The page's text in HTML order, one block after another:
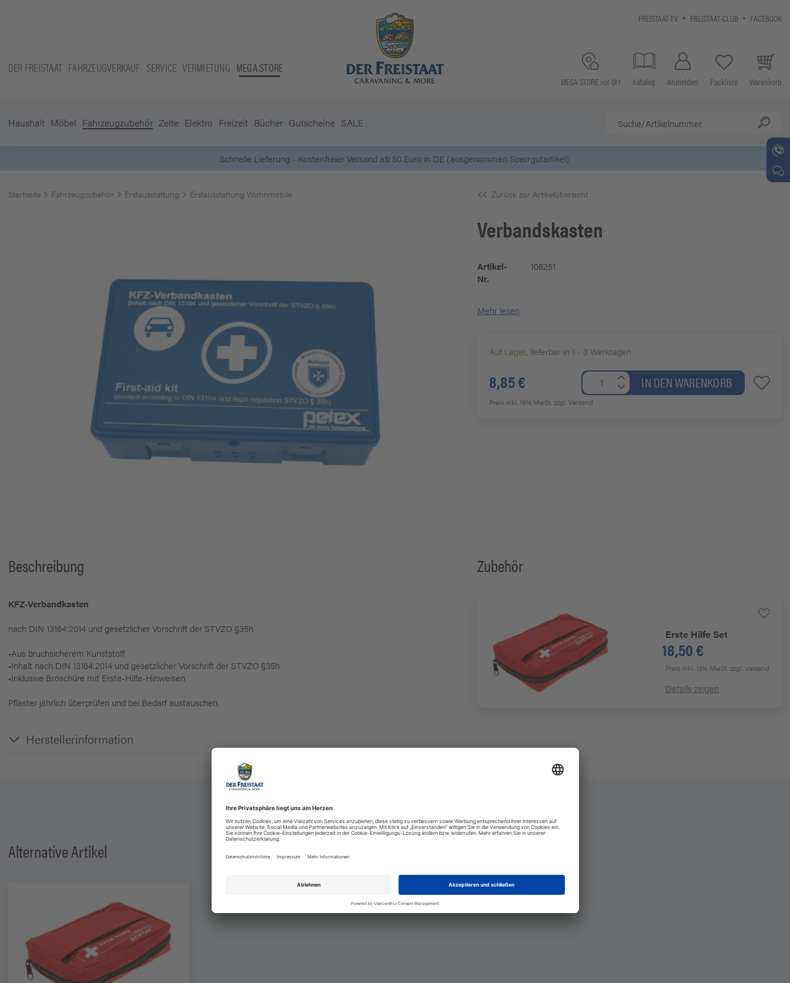
FREISTAAT-TV FREISTAAT-CLUB FACEBOOK
DER FREISTAAT FAHRZEUGVERKAUF SERVICE VERMIETUNG MEGA STORE
MEGA STORE vor Ort Katalog Anmelden Packliste Warenkorb
Haushalt Möbel Fahrzeugzubehör Zelte Elektro Freizeit Bücher Gutscheine SALE
Newsletter-
Startseite Fahrzeugzubehör Erstausstattung Erstausstattung Wohnmobile Zurück zur Artikelübersicht
Verbandskasten
Artikel-
Nr.
108251
Mehr lesen
Auf Lager, lieferbar in 1 - 3 Werktagen
8,85 € IN DEN WARENKORB
Preis inkl. 19% MwSt.zzgl. Versand
Beschreibung
KFZ-Verbandkasten
nach DIN 13164:2014 und gesetzlicher Vorschrift der STVZO §35h
•Aus bruchsicherem Kunststoff
•Inhalt nach DIN 13164:2014 und gesetzlicher Vorschrift der STVZO §35h
•Inklusive Broschüre mit Erste-Hilfe-Hinweisen
Pflaster jährlich überprüfen und bei Bedarf austauschen.
Herstellerinformation
Zubehör
Erste Hilfe Set
18,50 €
Preis inkl. 19% MwSt.zzgl. Versand
Details zeigen
Alternative Artikel